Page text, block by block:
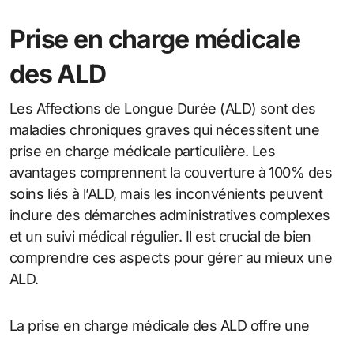
Prise en charge médicale
des ALD
Les Affections de Longue Durée (ALD) sont des
maladies chroniques graves qui nécessitent une
prise en charge médicale particulière. Les
avantages comprennent la couverture à 100% des
soins liés à l’ALD, mais les inconvénients peuvent
inclure des démarches administratives complexes
et un suivi médical régulier. Il est crucial de bien
comprendre ces aspects pour gérer au mieux une
ALD.
La prise en charge médicale des ALD offre une